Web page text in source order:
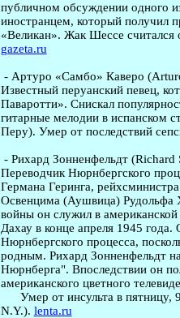
публичном обсуждении одного
иностранцем, который получил
«Великан». Жак Шессе считался
gazeta.ru
- Артуро «Самбо» Каверо
Известный перуанский певец,
Паваротти». Снискал
гитарные мелодии в испанском
Перу). Умер от последствий
- Рихард Зонненфельдт(Richard
Переводчик Нюрнбергского
Германа Геринга,
Освенцима (Аушвица) Рудольфа
войны он служил в
Дахау в конце апреля 1945
Нюрнбергского процесса,
родным. Рихард Зонненфельдт
Нюрнберга". Впоследствии он
американского цветного
Умер от инсульта в пятницу,
N.Y.). lenta.ru